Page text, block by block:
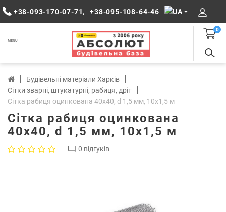
+38-093-170-07-71, +38-095-108-64-46
MENU
0
Будівельні матеріали Харків
Сітки зварні, штукатурні, рабиця, дріт
Сітка рабиця оцинкована 40х40, d 1,5 мм, 10х1,5 м
Сітка рабиця оцинкована
40х40, d 1,5 мм, 10х1,5 м
0 відгуків